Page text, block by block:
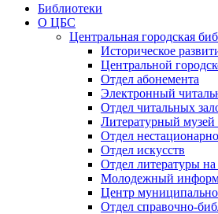
Библиотеки
О ЦБС
Центральная городская
Историческое
Центральной
Отдел абонемента
Электронный
Отдел читальных
Литературный музей
Отдел
Отдел искусств
Отдел литературы
Молодежный
Центр
Отдел справочно-